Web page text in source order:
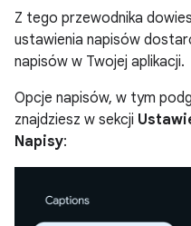
Z tego przewodnika
ustawienia napisów
napisów w Twojej aplikacji.
Opcje napisów, w tym
znajdziesz w sekcji
Napisy: